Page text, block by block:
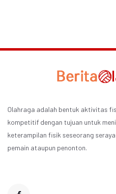
Olahraga adalah bentuk aktivitas
kompetitif dengan tujuan untuk
keterampilan fisik seseorang
pemain ataupun penonton.